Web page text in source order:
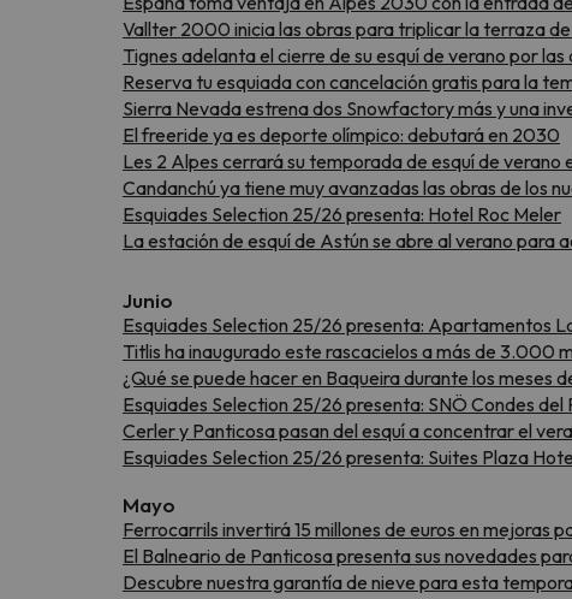
Vallter 2000 inicia las obras para triplicar la terraza
Tignes adelanta el cierre de su esquí de verano por
Reserva tu esquiada con cancelación gratis para la
Sierra Nevada estrena dos Snowfactory más y una
El freeride ya es deporte olímpico: debutará en 2030
Les 2 Alpes cerrará su temporada de esquí de verano
Candanchú ya tiene muy avanzadas las obras de los
Esquiades Selection 25/26 presenta: Hotel Roc Meler
La estación de esquí de Astún se abre al verano para
Junio
Esquiades Selection 25/26 presenta: Apartamentos
Titlis ha inaugurado este rascacielos a más de 3.000
¿Qué se puede hacer en Baqueira durante los meses
Esquiades Selection 25/26 presenta: SNÖ Condes del
Cerler y Panticosa pasan del esquí a concentrar el
Esquiades Selection 25/26 presenta: Suites Plaza
Mayo
Ferrocarrils invertirá 15 millones de euros en mejoras
El Balneario de Panticosa presenta sus novedades
Descubre nuestra garantía de nieve para esta